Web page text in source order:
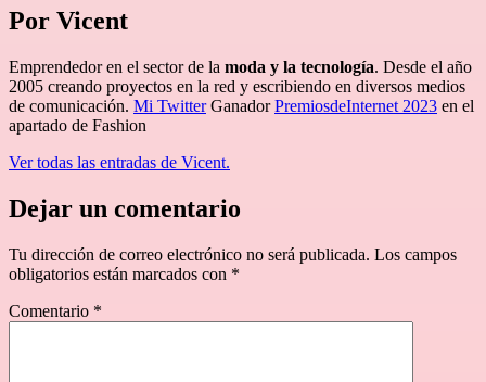
Por Vicent
Emprendedor en el sector de la moda y la tecnología. Desde el año
2005 creando proyectos en la red y escribiendo en diversos medios
de comunicación. Mi TwitterGanadorPremiosdeInternet 2023 en el
apartado de Fashion
Ver todas las entradas de Vicent.
Dejar un comentario
Tu dirección de correo electrónico no será publicada. Los campos
obligatorios están marcados con *
Comentario *